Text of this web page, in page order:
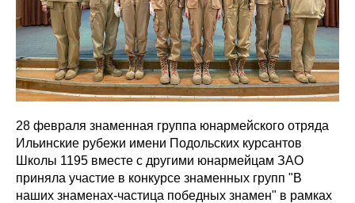
28 февраля знаменная группа юнармейского отряда
Ильинские рубежи имени Подольских курсантов
Школы 1195 вместе с другими юнармейцам ЗАО
приняла участие в конкурсе знаменных групп "В
наших знаменах-частица победных знамен" в рамках